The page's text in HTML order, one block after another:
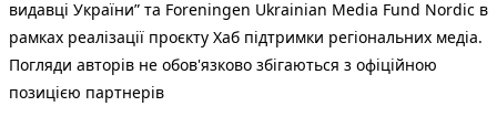
видавці України” та Foreningen Ukrainian Media Fund Nordic в
рамках реалізації проєкту Хаб підтримки регіональних медіа.
Погляди авторів не обов'язково збігаються з офіційною
позицією партнерів